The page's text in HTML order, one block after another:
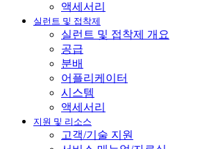
액세서리
실런트 및 접착제
실런트 및 접착제 개요
공급
분배
어플리케이터
시스템
액세서리
지원 및 리소스
고객/기술 지원